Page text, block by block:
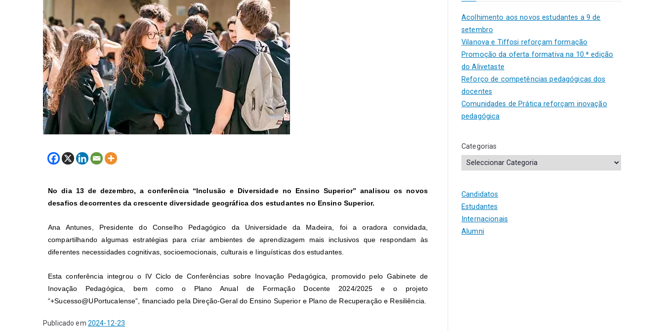
No dia 13 de dezembro, a conferência “Inclusão e Diversidade no Ensino Superior” analisou os novos
desafios decorrentes da crescente diversidade geográfica dos estudantes no Ensino Superior.
Ana Antunes, Presidente do Conselho Pedagógico da Universidade da Madeira, foi a oradora convidada,
compartilhando algumas estratégias para criar ambientes de aprendizagem mais inclusivos que respondam às
diferentes necessidades cognitivas, socioemocionais, culturais e linguísticas dos estudantes.
Esta conferência integrou o IV Ciclo de Conferências sobre Inovação Pedagógica, promovido pelo Gabinete de
Inovação Pedagógica, bem como o Plano Anual de Formação Docente 2024/2025 e o projeto
“+Sucesso@UPortucalense”, financiado pela Direção-Geral do Ensino Superior e Plano de Recuperação e Resiliência.
Publicado em 2024-12-23
Acolhimento aos novos estudantes a 9 de
setembro
Vilanova e Tiffosi reforçam formação
Promoção da oferta formativa na 10.ª edição
do Alivetaste
Reforço de competências pedagógicas dos
docentes
Comunidades de Prática reforçam inovação
pedagógica
Categorias
Candidatos
Estudantes
Internacionais
Alumni